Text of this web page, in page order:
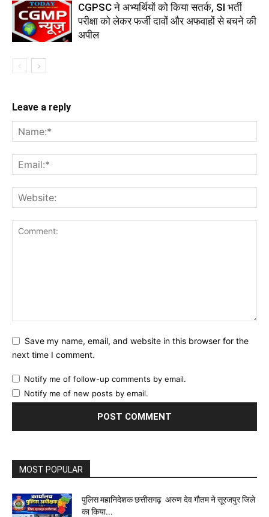
CGPSC ने अभ्यर्थियों को किया सतर्क, SI भर्ती
परीक्षा को लेकर फर्जी दावों और अफवाहों से बचने की
अपील
Leave a reply
Save my name, email, and website in this browser for the
next time I comment.
Notify me of follow-up comments by email.
Notify me of new posts by email.
MOST POPULAR
पुलिस महानिदेशक छत्तीसगढ़ अरुण देव गौतम ने सूरजपुर जिले
का किया...